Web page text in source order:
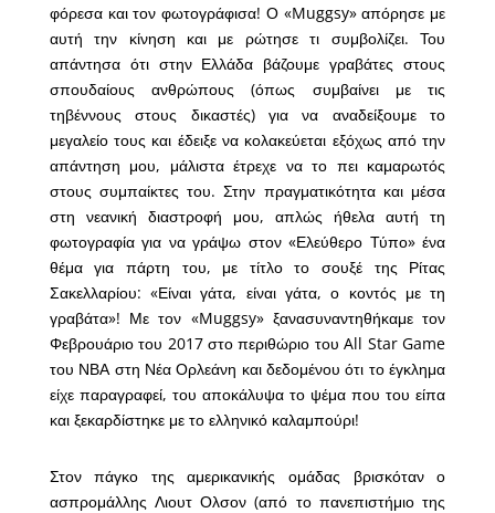
φόρεσα και τον φωτογράφισα! Ο «Muggsy» απόρησε με
αυτή την κίνηση και με ρώτησε τι συμβολίζει. Του
απάντησα ότι στην Ελλάδα βάζουμε γραβάτες στους
σπουδαίους ανθρώπους (όπως συμβαίνει με τις
τηβέννους στους δικαστές) για να αναδείξουμε το
μεγαλείο τους και έδειξε να κολακεύεται εξόχως από την
απάντηση μου, μάλιστα έτρεχε να το πει καμαρωτός
στους συμπαίκτες του. Στην πραγματικότητα και μέσα
στη νεανική διαστροφή μου, απλώς ήθελα αυτή τη
φωτογραφία για να γράψω στον «Ελεύθερο Τύπο» ένα
θέμα για πάρτη του, με τίτλο το σουξέ της Ρίτας
Σακελλαρίου: «Είναι γάτα, είναι γάτα, ο κοντός με τη
γραβάτα»! Με τον «Muggsy» ξανασυναντηθήκαμε τον
Φεβρουάριο του 2017 στο περιθώριο του All Star Game
του ΝΒΑ στη Νέα Ορλεάνη και δεδομένου ότι το έγκλημα
είχε παραγραφεί, του αποκάλυψα το ψέμα που του είπα
και ξεκαρδίστηκε με το ελληνικό καλαμπούρι!
Στον πάγκο της αμερικανικής ομάδας βρισκόταν ο
ασπρομάλλης Λιουτ Ολσον (από το πανεπιστήμιο της